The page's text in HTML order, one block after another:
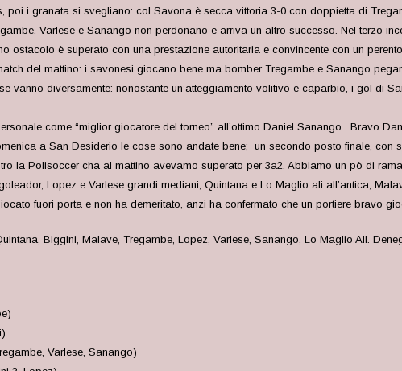
poi i granata si svegliano: col Savona è secca vittoria 3-0 con doppietta di
Varlese e Sanango non perdonano e arriva un altro successo. Nel terzo
ostacolo è superato con una prestazione autoritaria e convincente con un
del mattino: i savonesi giocano bene ma bomber Tregambe e Sanango
vanno diversamente: nonostante un’atteggiamento volitivo e caparbio, i gol di
come “miglior giocatore del torneo” all’ottimo Daniel Sanango . Bravo
a San Desiderio le cose sono andate bene; un secondo posto finale, con
la Polisoccer cha al mattino avevamo superato per 3a2. Abbiamo un pò di
Lopez e Varlese grandi mediani, Quintana e Lo Maglio ali all’antica,
fuori porta e non ha demeritato, anzi ha confermato che un portiere bravo
Biggini, Malave, Tregambe, Lopez, Varlese, Sanango, Lo Maglio All.
Varlese, Sanango)